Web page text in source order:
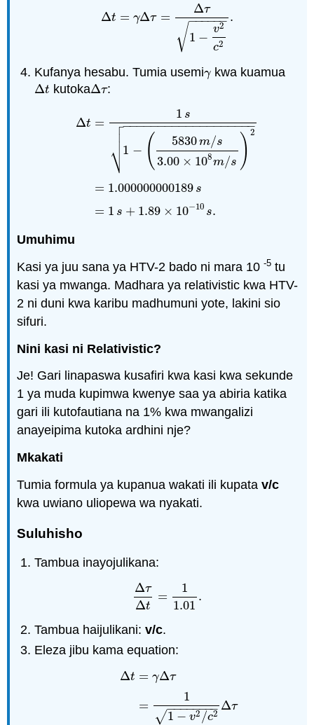
Δt = γΔτ =
Δτ
1 −
v2
c2
− −
−−−−
√
.
Δt=γΔτ=Δ 1−v2c2.
Kufanya hesabu. Tumia usemiγ
γkwa kuamua
Δt
Δt kutokaΔτ
Δτ :
Δt =
1 s
1 − ( 5830 m/s
3.00 × 108m/s ) 2
− −
−−−−−−−−−−−−−−−−−

⎷


= 1.000000000189 s
= 1 s + 1.89 × 10−10 s.
− 5830 m/s3.00×108m s
Umuhimu
Kasi ya juu sana ya HTV-2 bado ni mara 10-5 tu
kasi ya mwanga. Madhara ya relativistic kwa HTV-
2 ni duni kwa karibu madhumuni yote, lakini sio
sifuri.
Nini kasi ni Relativistic?
Je! Gari linapaswa kusafiri kwa kasi kwa sekunde
1 ya muda kupimwa kwenye saa ya abiria katika
gari ili kutofautiana na 1% kwa mwangalizi
anayeipima kutoka ardhini nje?
Mkakati
Tumia formula ya kupanua wakati ili kupatav/c
kwa uwiano uliopewa wa nyakati.
Suluhisho
Tambua inayojulikana:
Δτ
Δt
=
1
1.01
.
ΔτΔ t=11.01.
Tambua haijulikani:v/c.
Eleza jibu kama equation:
Δt = γΔτ
=
1
1 − v2 /c2
− −
−−−−−−
√
Δτ